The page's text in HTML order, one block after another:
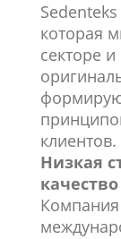
которая
секторе
клиентов.
Низкая
качество